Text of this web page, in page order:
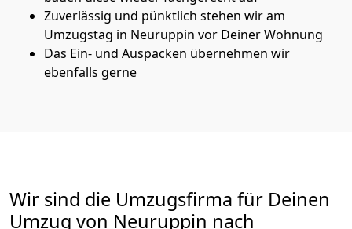
Zuverlässig und pünktlich stehen wir am
Umzugstag in Neuruppin vor Deiner Wohnung
Das Ein- und Auspacken übernehmen wir
ebenfalls gerne
Wir sind die Umzugsfirma für Deinen
Umzug von Neuruppin nach